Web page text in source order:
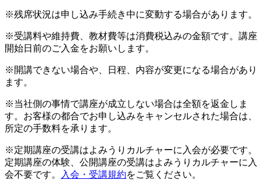
※残席状況は申し込み手続き中に変動する場合があります。
※受講料や維持費、教材費等は消費税込みの金額です。講座
開始日前のご入金をお願いします。
※開講できない場合や、日程、内容が変更になる場合があり
ます。
※当社側の事情で講座が成立しない場合は全額を返金しま
す。お客様の都合でお申し込みをキャンセルされた場合は、
所定の手数料を承ります。
※定期講座の受講はよみうりカルチャーに入会が必要です。
定期講座の体験、公開講座の受講はよみうりカルチャーに入
会不要です。
入会・受講規約をご覧ください。